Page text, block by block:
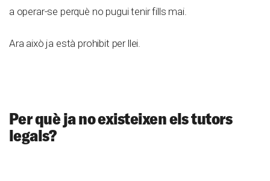
a operar-se perquè no pugui tenir fills mai.
Ara això ja està prohibit per llei.
Per què ja no existeixen els tutors
legals?